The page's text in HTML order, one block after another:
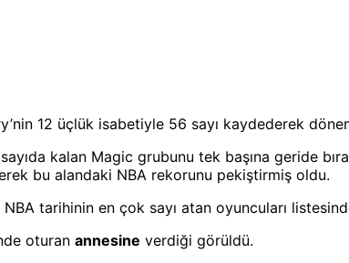
12 üçlük isabetiyle 56 sayı kaydederek
kalan Magic grubunu tek başına geride
bu alandaki NBA rekorunu pekiştirmiş oldu.
NBA tarihinin en çok sayı atan oyuncuları
oturan annesine verdiği görüldü.